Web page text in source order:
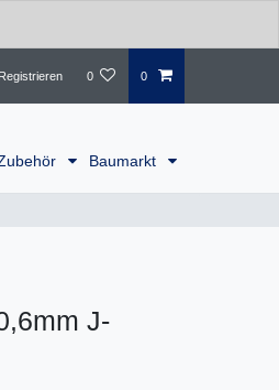
Registrieren 0 0
Baumarkt
J-